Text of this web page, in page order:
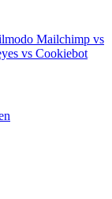
Mailchimp vs
vs Cookiebot